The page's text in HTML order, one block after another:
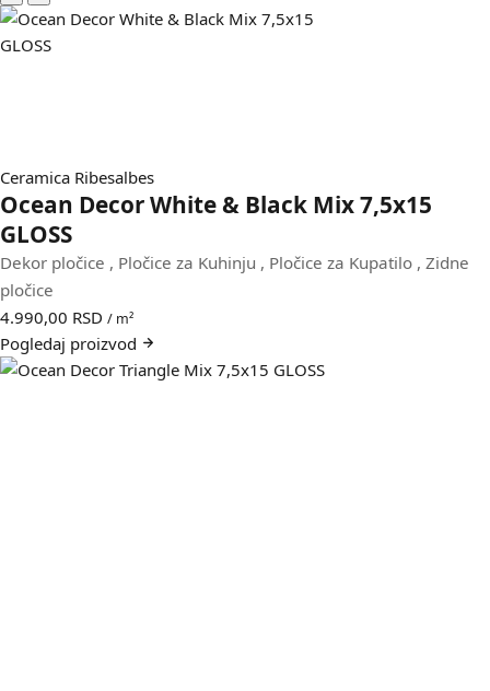
Ceramica Ribesalbes
Ocean Decor White & Black Mix 7,5x15
GLOSS
Dekor pločice , Pločice za Kuhinju , Pločice za Kupatilo , Zidne
pločice
4.990,00 RSD / m²
Pogledaj proizvod